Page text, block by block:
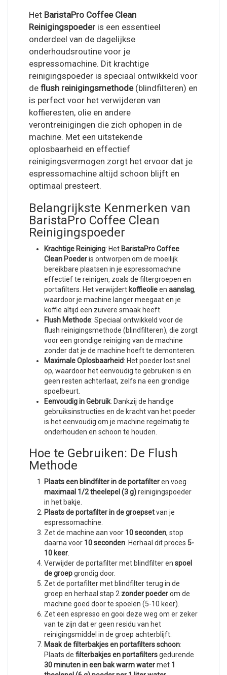
Het BaristaPro Coffee Clean
Reinigingspoeder is een essentieel
onderdeel van de dagelijkse
onderhoudsroutine voor je
espressomachine. Dit krachtige
reinigingspoeder is speciaal ontwikkeld voor
de flush reinigingsmethode(blindfilteren) en
is perfect voor het verwijderen van
koffieresten, olie en andere
verontreinigingen die zich ophopen in de
machine. Met een uitstekende
oplosbaarheid en effectief
reinigingsvermogen zorgt het ervoor dat je
espressomachine altijd schoon blijft en
optimaal presteert.
Belangrijkste Kenmerken van
BaristaPro Coffee Clean
Reinigingspoeder
Krachtige Reiniging: Het BaristaPro Coffee
Clean Poederis ontworpen om de moeilijk
bereikbare plaatsen in je espressomachine
effectief te reinigen, zoals de filtergroepen en
portafilters. Het verwijdert koffieolieen aanslag,
waardoor je machine langer meegaat en je
koffie altijd een zuivere smaak heeft.
Flush Methode: Speciaal ontwikkeld voor de
flush reinigingsmethode (blindfilteren), die zorgt
voor een grondige reiniging van de machine
zonder dat je de machine hoeft te demonteren.
Maximale Oplosbaarheid: Het poeder lost snel
op, waardoor het eenvoudig te gebruiken is en
geen resten achterlaat, zelfs na een grondige
spoelbeurt.
Eenvoudig in Gebruik: Dankzij de handige
gebruiksinstructies en de kracht van het poeder
is het eenvoudig om je machine regelmatig te
onderhouden en schoon te houden.
Hoe te Gebruiken: De Flush
Methode
Plaats een blindfilter in de portafilteren voeg
maximaal 1/2 theelepel (3 g)reinigingspoeder
in het bakje.
Plaats de portafilter in de groepsetvan je
espressomachine.
Zet de machine aan voor 10 seconden, stop
daarna voor 10 seconden . Herhaal dit proces 5-
10 keer
Verwijder de portafilter met blindfilter en spoel
de groepgrondig door.
Zet de portafilter met blindfilter terug in de
groep en herhaal stap 2 zonder poederom de
machine goed door te spoelen (5-10 keer).
Zet een espresso en gooi deze weg om er zeker
van te zijn dat er geen residu van het
reinigingsmiddel in de groep achterblijft.
Maak de filterbakjes en portafilters schoon:
Plaats de filterbakjes en portafiltersgedurende
30 minuten in een bak warm watermet 1